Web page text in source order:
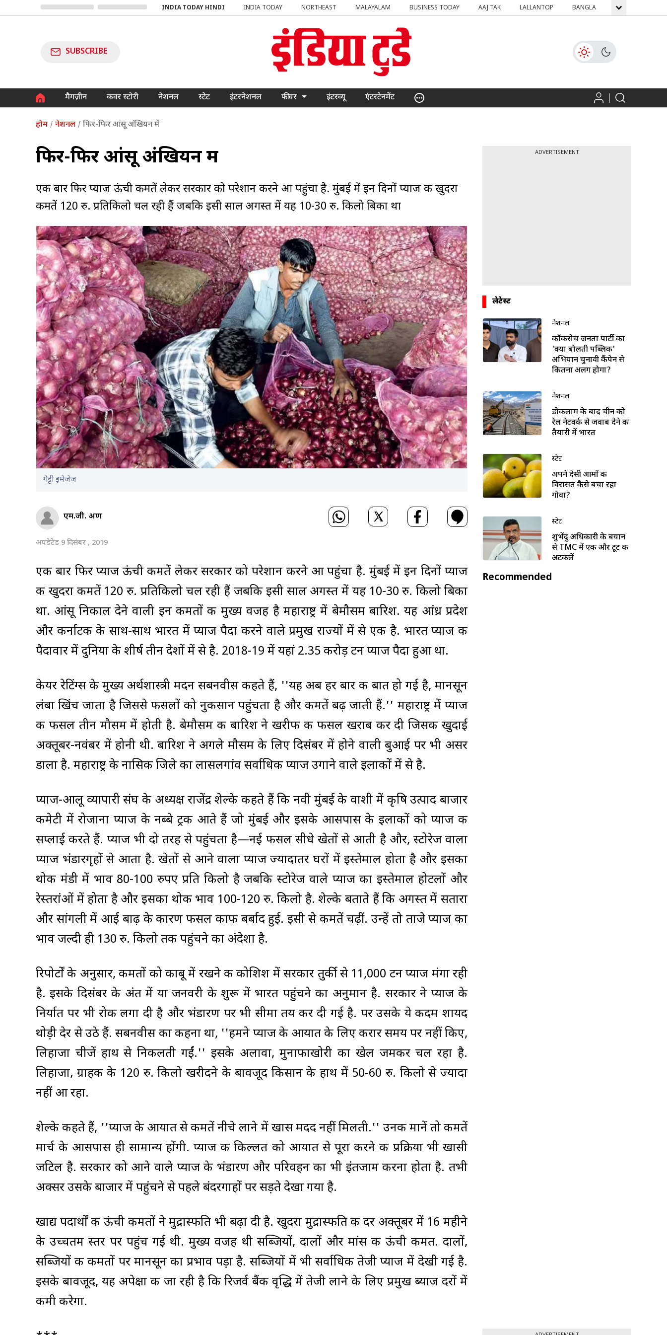
INDIA TODAY HINDI INDIA TODAY NORTHEAST MALAYALAM BUSINESS TODAY AAJ TAK LALLANTOP BANGLA GNTTV
SUBSCRIBE
मैगज़ीन कवर स्टोरी नेशनल स्टेट इंटरनेशनल फीचर इंटरव्यू एंटरटेनमेंट
होम नेशनल फिर-फिर आंसू अंखियन में
फिर-फिर आंसू अंखियन में
एक बार फिर प्याज ऊंची कीमतें लेकर सरकार को परेशान करने आ पहुंचा है. मुंबई में इन दिनों प्याज की खुदरा
कीमतें 120 रु. प्रतिकिलो चल रही हैं जबकि इसी साल अगस्त में यह 10-30 रु. किलो बिका था
गेट्टी इमेजेज
एम.जी. अरुण
अपडेटेड 9 दिसंबर , 2019
एक बार फिर प्याज ऊंची कीमतें लेकर सरकार को परेशान करने आ पहुंचा है. मुंबई में इन दिनों प्याज
की खुदरा कीमतें 120 रु. प्रतिकिलो चल रही हैं जबकि इसी साल अगस्त में यह 10-30 रु. किलो बिका
था. आंसू निकाल देने वाली इन कीमतों की मुख्य वजह है महाराष्ट्र में बेमौसम बारिश. यह आंध्र प्रदेश
और कर्नाटक के साथ-साथ भारत में प्याज पैदा करने वाले प्रमुख राज्यों में से एक है. भारत प्याज की
पैदावार में दुनिया के शीर्ष तीन देशों में से है. 2018-19 में यहां 2.35 करोड़ टन प्याज पैदा हुआ था.
केयर रेटिंग्स के मुख्य अर्थशास्त्री मदन सबनवीस कहते हैं, ''यह अब हर बार की बात हो गई है, मानसून
लंबा खिंच जाता है जिससे फसलों को नुकसान पहुंचता है और कीमतें बढ़ जाती हैं.'' महाराष्ट्र में प्याज
की फसल तीन मौसम में होती है. बेमौसम की बारिश ने खरीफ की फसल खराब कर दी जिसकी खुदाई
अक्तूबर-नवंबर में होनी थी. बारिश ने अगले मौसम के लिए दिसंबर में होने वाली बुआई पर भी असर
डाला है. महाराष्ट्र के नासिक जिले का लासलगांव सर्वाधिक प्याज उगाने वाले इलाकों में से है.
प्याज-आलू व्यापारी संघ के अध्यक्ष राजेंद्र शेल्के कहते हैं कि नवी मुंबई के वाशी में कृषि उत्पाद बाजार
कमेटी में रोजाना प्याज के नब्बे ट्रक आते हैं जो मुंबई और इसके आसपास के इलाकों को प्याज की
सप्लाई करते हैं. प्याज भी दो तरह से पहुंचता है—नई फसल सीधे खेतों से आती है और, स्टोरेज वाला
प्याज भंडारगृहों से आता है. खेतों से आने वाला प्याज ज्यादातर घरों में इस्तेमाल होता है और इसका
थोक मंडी में भाव 80-100 रुपए प्रति किलो है जबकि स्टोरेज वाले प्याज का इस्तेमाल होटलों और
रेस्तरांओं में होता है और इसका थोक भाव 100-120 रु. किलो है. शेल्के बताते हैं कि अगस्त में सतारा
और सांगली में आई बाढ़ के कारण फसल काफी बर्बाद हुई. इसी से कीमतें चढ़ीं. उन्हें तो ताजे प्याज का
भाव जल्दी ही 130 रु. किलो तक पहुंचने का अंदेशा है.
रिपोर्टों के अनुसार, कीमतों को काबू में रखने की कोशिश में सरकार तुर्की से 11,000 टन प्याज मंगा रही
है. इसके दिसंबर के अंत में या जनवरी के शुरू में भारत पहुंचने का अनुमान है. सरकार ने प्याज के
निर्यात पर भी रोक लगा दी है और भंडारण पर भी सीमा तय कर दी गई है. पर उसके ये कदम शायद
थोड़ी देर से उठे हैं. सबनवीस का कहना था, ''हमने प्याज के आयात के लिए करार समय पर नहीं किए,
लिहाजा चीजें हाथ से निकलती गईं.'' इसके अलावा, मुनाफाखोरी का खेल जमकर चल रहा है.
लिहाजा, ग्राहक के 120 रु. किलो खरीदने के बावजूद किसान के हाथ में 50-60 रु. किलो से ज्यादा
नहीं आ रहा.
शेल्के कहते हैं, ''प्याज के आयात से कीमतें नीचे लाने में खास मदद नहीं मिलती.'' उनकी मानें तो कीमतें
मार्च के आसपास ही सामान्य होंगी. प्याज की किल्लत को आयात से पूरा करने की प्रक्रिया भी खासी
जटिल है. सरकार को आने वाले प्याज के भंडारण और परिवहन का भी इंतजाम करना होता है. तभी
अक्सर उसके बाजार में पहुंचने से पहले बंदरगाहों पर सड़ते देखा गया है.
खाद्य पदार्थों की ऊंची कीमतों ने मुद्रास्फीति भी बढ़ा दी है. खुदरा मुद्रास्फीति की दर अक्तूबर में 16 महीने
के उच्चतम स्तर पर पहुंच गई थी. मुख्य वजह थी सब्जियों, दालों और मांस की ऊंची कीमत. दालों,
सब्जियों की कीमतों पर मानसून का प्रभाव पड़ा है. सब्जियों में भी सर्वाधिक तेजी प्याज में देखी गई है.
इसके बावजूद, यह अपेक्षा की जा रही है कि रिजर्व बैंक वृद्धि में तेजी लाने के लिए प्रमुख ब्याज दरों में
कमी करेगा.
ADVERTISEMENT
लेटेस्ट
नेशनल
कॉकरोच जनता पार्टी का
'क्या बोलती पब्लिक'
अभियान चुनावी कैंपेन से
कितना अलग होगा?
नेशनल
डोकलाम के बाद चीन को
रेल नेटवर्क से जवाब देने की
तैयारी में भारत
स्टेट
अपने देसी आमों की
विरासत कैसे बचा रहा
गोवा?
स्टेट
शुभेंदु अधिकारी के बयान
से TMC में एक और टूट की
अटकलें
Recommended